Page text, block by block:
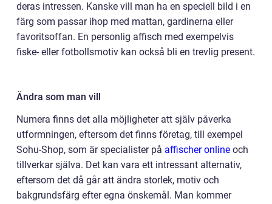
deras intressen. Kanske vill man ha en speciell bild i en
färg som passar ihop med mattan, gardinerna eller
favoritsoffan. En personlig affisch med exempelvis
fiske- eller fotbollsmotiv kan också bli en trevlig present.
Ändra som man vill
Numera finns det alla möjligheter att själv påverka
utformningen, eftersom det finns företag, till exempel
Sohu-Shop, som är specialister på affischer online och
tillverkar själva. Det kan vara ett intressant alternativ,
eftersom det då går att ändra storlek, motiv och
bakgrundsfärg efter egna önskemål. Man kommer